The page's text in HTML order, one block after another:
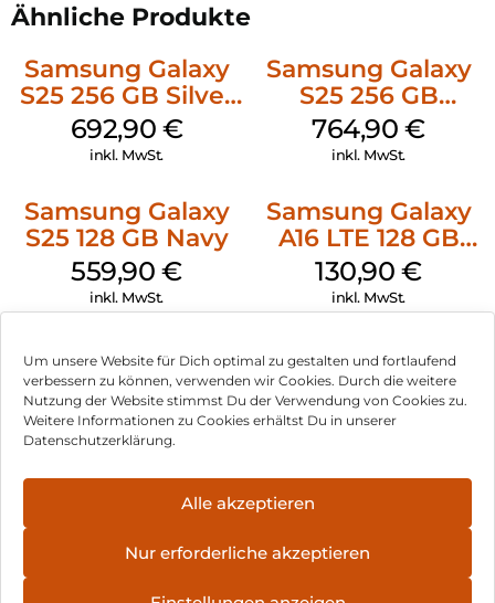
Um unsere Website für Dich optimal zu gestalten und fortlaufend
verbessern zu können, verwenden wir Cookies. Durch die weitere
Nutzung der Website stimmst Du der Verwendung von Cookies zu.
Weitere Informationen zu Cookies erhältst Du in unserer
Datenschutzerklärung.
Alle akzeptieren
Nur erforderliche akzeptieren
Ähnliche Produkte
Samsung Galaxy
S25 256 GB Silver
Shadow
692,90 €
inkl. MwSt.
Samsung Galaxy
S25 256 GB
Icyblue
764,90€
inkl. MwSt.
Samsung Galaxy
S25 128 GB Navy
559,90€
inkl. MwSt.
Samsung Galaxy
A16 LTE 128 GB
Black
130,90€
inkl. MwSt.
Doro Leva L30
Graphite/Weiß
119,90€
inkl. MwSt.
Doro Leva L10
Graphite
110,90€
Nothing Phone
Grey
458,90€
Crosscall Core S5
91,90